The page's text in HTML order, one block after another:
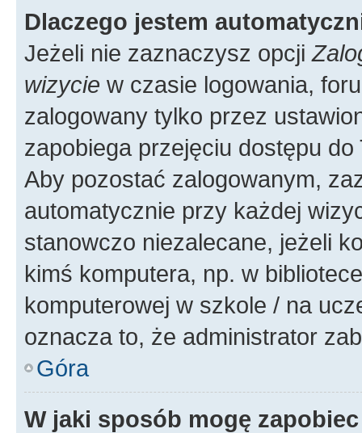
Dlaczego jestem
Jeżeli nie zaznaczysz opcji
wizycie w czasie logowania,
zalogowany tylko przez
zapobiega przejęciu dostępu
Aby pozostać zalogowanym,
automatycznie przy każdej
stanowczo niezalecane, jeżeli
kimś komputera, np. w
komputerowej w szkole / na
oznacza to, że administrator
Góra
W jaki sposób mogę